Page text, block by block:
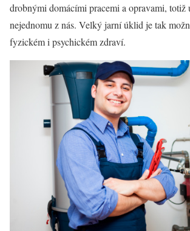
drobnými domácími pracemi a opravami, totiž
nejednomu z nás. Velký jarní úklid je tak
fyzickém i psychickém zdraví.